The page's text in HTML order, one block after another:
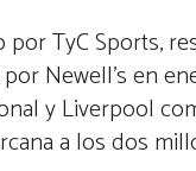
TyC Sports,
Newell’s en
y Liverpool
a los dos